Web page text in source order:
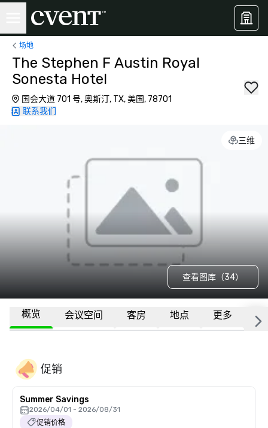
场地
The Stephen F Austin Royal
Sonesta Hotel
国会大道 701 号, 奥斯汀, TX, 美国, 78701
联系我们
三维
查看图库（34）
概览 会议空间 客房 地点 更多 常
促销
Summer Savings
2026/04/01 - 2026/08/31
促销价格